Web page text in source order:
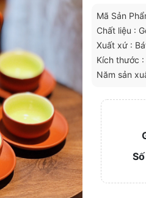
Mã Sản
Chất liệu :
Xuất xứ :
Kích thước
Năm sản